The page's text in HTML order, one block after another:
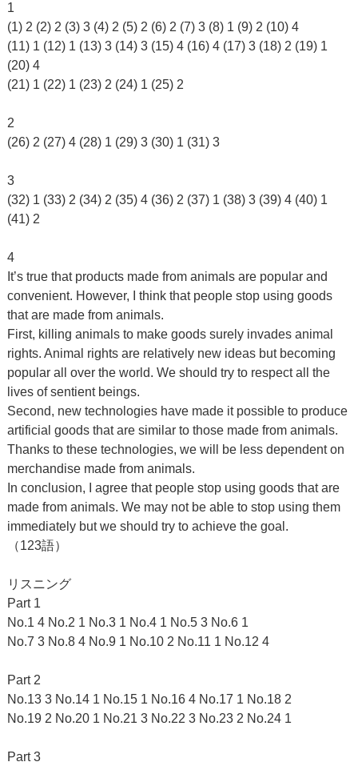
1
(1) 2 (2) 2 (3) 3 (4) 2 (5) 2 (6) 2 (7) 3 (8) 1 (9) 2 (10) 4
(11) 1 (12) 1 (13) 3 (14) 3 (15) 4 (16) 4 (17) 3 (18) 2 (19) 1
(20) 4
(21) 1 (22) 1 (23) 2 (24) 1 (25) 2
2
(26) 2 (27) 4 (28) 1 (29) 3 (30) 1 (31) 3
3
(32) 1 (33) 2 (34) 2 (35) 4 (36) 2 (37) 1 (38) 3 (39) 4 (40) 1
(41) 2
4
It’s true that products made from animals are popular and
convenient. However, I think that people stop using goods
that are made from animals.
First, killing animals to make goods surely invades animal
rights. Animal rights are relatively new ideas but becoming
popular all over the world. We should try to respect all the
lives of sentient beings.
Second, new technologies have made it possible to produce
artificial goods that are similar to those made from animals.
Thanks to these technologies, we will be less dependent on
merchandise made from animals.
In conclusion, I agree that people stop using goods that are
made from animals. We may not be able to stop using them
immediately but we should try to achieve the goal.
（123語）
リスニング
Part 1
No.1 4 No.2 1 No.3 1 No.4 1 No.5 3 No.6 1
No.7 3 No.8 4 No.9 1 No.10 2 No.11 1 No.12 4
Part 2
No.13 3 No.14 1 No.15 1 No.16 4 No.17 1 No.18 2
No.19 2 No.20 1 No.21 3 No.22 3 No.23 2 No.24 1
Part 3